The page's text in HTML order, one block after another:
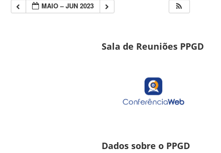
MAIO – JUN 2023
Sala de Reuniões PPGD
Dados sobre o PPGD